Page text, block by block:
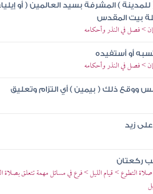
) المشرفة بسيد العالمين ( أو
بيت المقدس
> فصل في النذر وأحكامه
أو أستفيده
> فصل في النذر وأحكامه
ووقع ذلك ( بيمين ) أي التزام وتعليق
زيد
ركعتان
التطوع > قيام الليل > فرع في مسائل مهمة تتعلق بصلاة